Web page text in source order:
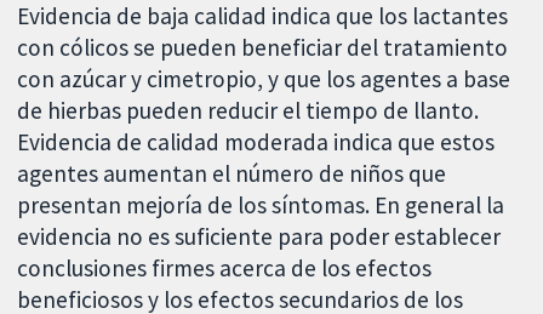
Evidencia de baja calidad indica que los lactantes
con cólicos se pueden beneficiar del tratamiento
con azúcar y cimetropio, y que los agentes a base
de hierbas pueden reducir el tiempo de llanto.
Evidencia de calidad moderada indica que estos
agentes aumentan el número de niños que
presentan mejoría de los síntomas. En general la
evidencia no es suficiente para poder establecer
conclusiones firmes acerca de los efectos
beneficiosos y los efectos secundarios de los